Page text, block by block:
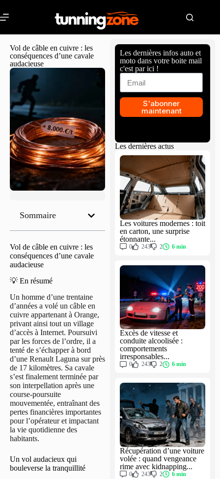
Vol de câble en cuivre : les
conséquences d’une cavale
audacieuse
Sommaire
Vol de câble en cuivre : les
conséquences d’une cavale
audacieuse
💡 En résumé
Un homme d’une trentaine
d’années a volé un câble en
cuivre appartenant à Orange,
privant ainsi tout un village
d’accès à Internet. Poursuivi
par les forces de l’ordre, il a
tenté de s’échapper à bord
d’une Renault Laguna sur près
de 17 kilomètres. Sa cavale
s’est finalement terminée par
son interpellation après une
course-poursuite
mouvementée, entraînant des
pertes financières importantes
pour l’opérateur et impactant
la vie quotidienne des
habitants.
Un vol audacieux qui
bouleverse la tranquillité
Les dernières infos auto et
moto dans votre boite mail
c'est par ici !
S'abonner
maintenant
Les dernières actus
Les voitures modernes : toit
en carton, une surprise
étonnante...
0 243 2 6 min
Excès de vitesse et
conduite alcoolisée :
comportements
irresponsables...
0 243 2 6 min
Récupération d’une voiture
volée : quand vengeance
rime avec kidnapping...
0 243 2 6 min